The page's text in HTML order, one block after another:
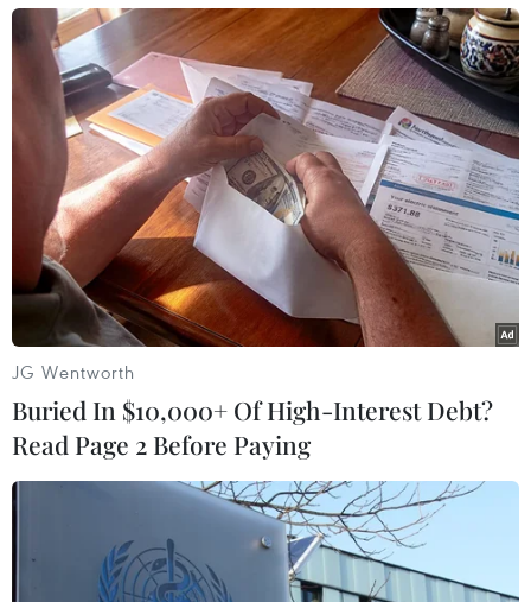
Doanh nghiệp viễn thông Canada tổn thất
nặng nếu Huawei bị “cấm cửa”​
09/12/2018 04:30
Hai “gã khổng lồ” viễn thông của Canada có thể tổn
thất cả tỷ đôla Canada nếu nước này “cấm cửa” tập
đoàn công nghệ Trung Quốc Huawei tham gia vào
mạng di động 5G.
JG Wentworth
Buried In $10,000+ Of High-Interest Debt?
Read Page 2 Before Paying